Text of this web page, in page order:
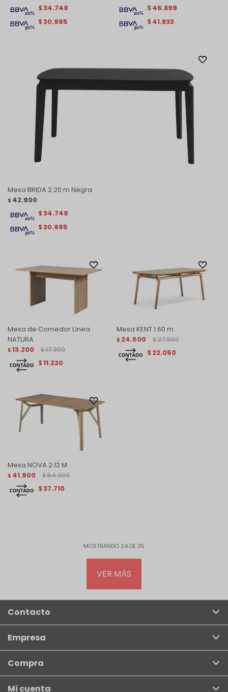
$30.995
$34.749
$ 41.833
$ 46.899
Mesa BRIDA 2.20 m Negra
$ 42.900
$30.995
$34.749
Mesa de Comedor Línea
NATURA
$ 13.200 $ 17.300
$11.220
Mesa KENT 1.60 m
$ 24.500 $ 27.500
$ 22.050
Mesa NOVA 2.12 M
$ 41.900 $ 54.900
$37.710
MOSTRANDO 24 DE 35
VER MÁS
Contacto
Empresa
Compra
Mi cuenta